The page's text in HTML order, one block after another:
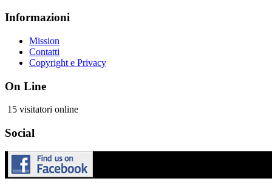
Informazioni
Mission
Contatti
Copyright e Privacy
On Line
15 visitatori online
Social